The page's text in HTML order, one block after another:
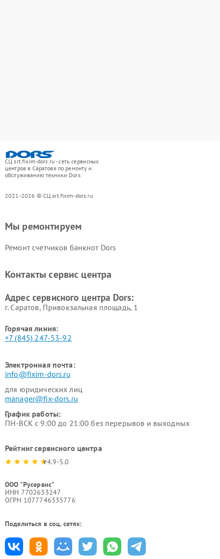
СЦ srt.fixim-dors.ru - сеть сервисных
центров в Саратове по ремонту и
обслуживанию техники Dors
2021-2026 © СЦ srt.fixim-dors.ru
Мы ремонтируем
Ремонт счетчиков банкнот Dors
Контакты сервис центра
Адрес сервисного центра Dors:
г. Саратов, Привокзальная площадь, 1
Горячая линия:
+7 (845) 247-53-92
Электронная почта:
info@fixim-dors.ru
для юридических лиц
manager@fix-dors.ru
График работы:
ПН-ВСК с 9:00 до 21:00 без перерывов и выходных
Рейтинг сервисного центра
4.9-5.0
ООО "Русервис"
ИНН 7702633247
ОГРН 1077746335776
Поделиться в соц. сетях: